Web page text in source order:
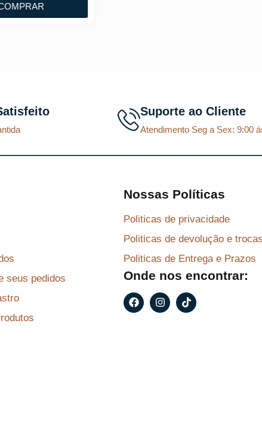
Suporte ao Cliente
Atendimento Seg a Sex: 9:00
seus pedidos
Nossas Políticas
Politicas de privacidade
Politicas de devolução e trocas
Politicas de Entrega e Prazos
Onde nos encontrar:
F
a
c
I
n
s
T
i
k